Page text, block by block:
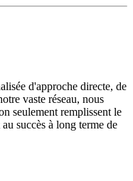
d'approche directe, de
vaste réseau, nous
seulement remplissent le
succès à long terme de